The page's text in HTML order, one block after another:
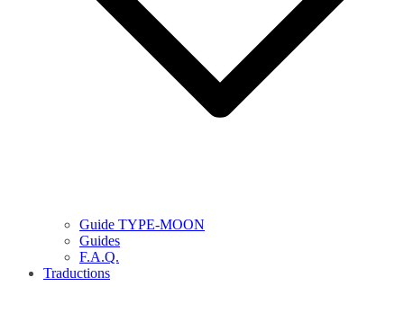
Guide TYPE-MOON
Guides
F.A.Q.
Traductions